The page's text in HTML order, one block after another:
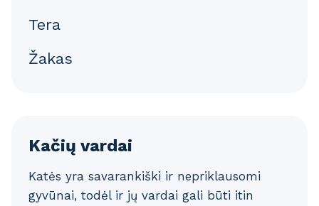
Tera
Žakas
Kačių vardai
Katės yra savarankiški ir nepriklausomi
gyvūnai, todėl ir jų vardai gali būti itin